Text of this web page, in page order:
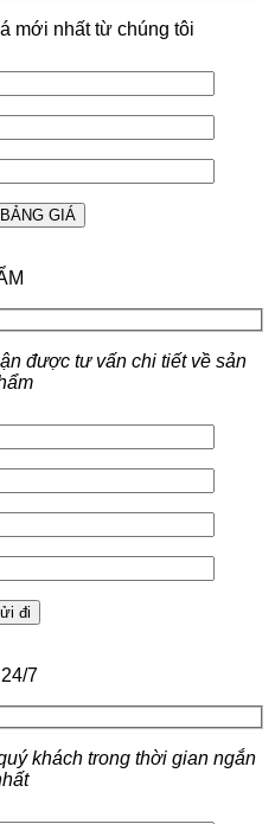
mới nhất từ chúng tôi
được tư vấn chi tiết về sản
7
khách trong thời gian ngắn